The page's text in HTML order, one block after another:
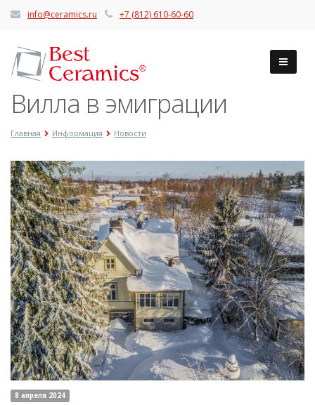
info@ceramics.ru +7 (812) 610-60-60
Вилла в эмиграции
Главная Информация Новости
8 апреля 2024